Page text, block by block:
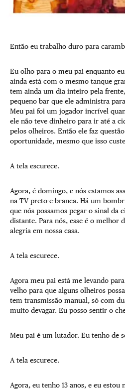
Então eu trabalho duro para
Eu olho para o meu pai enquanto
ainda está com o mesmo tanque
tem ainda um dia inteiro pela
pequeno bar que ele administra
Meu pai foi um jogador incrível
ele não teve dinheiro para ir até a
pelos olheiros. Então ele faz
oportunidade, mesmo que isso
A tela escurece.
Agora, é domingo, e nós estamos
na TV preto-e-branca. Há um
que nós possamos pegar o sinal da
distante. Para nós, esse é o melhor
alegria em nossa casa.
A tela escurece.
Agora meu pai está me levando
velho para que alguns olheiros
tem transmissão manual, só com
muito devagar. Eu posso sentir o
Meu pai é um lutador. Eu tenho de
A tela escurece.
Agora, eu tenho 13 anos, e eu estou